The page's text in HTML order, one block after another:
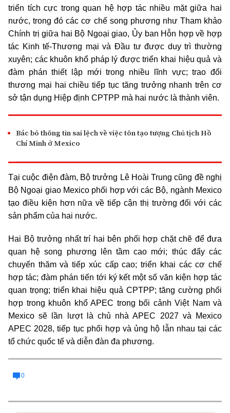
triển tích cực trong quan hệ hợp tác nhiều mặt giữa hai
nước, trong đó các cơ chế song phương như Tham khảo
Chính trị giữa hai Bộ Ngoại giao, Ủy ban Hỗn hợp về hợp
tác Kinh tế-Thương mại và Đầu tư được duy trì thường
xuyên; các khuôn khổ pháp lý được triển khai hiệu quả và
đàm phán thiết lập mới trong nhiều lĩnh vực; trao đổi
thương mại hai chiều tiếp tục tăng trưởng nhanh trên cơ
sở tận dụng Hiệp định CPTPP mà hai nước là thành viên.
Bác bỏ thông tin sai lệch về việc tôn tạo tượng Chủ tịch Hồ
Chí Minh ở Mexico
Tại cuộc điện đàm, Bộ trưởng Lê Hoài Trung cũng đề nghị
Bộ Ngoại giao Mexico phối hợp với các Bộ, ngành Mexico
tạo điều kiện hơn nữa về tiếp cận thị trường đối với các
sản phẩm của hai nước.
Hai Bộ trưởng nhất trí hai bên phối hợp chặt chẽ để đưa
quan hệ song phương lên tầm cao mới; thúc đẩy các
chuyến thăm và tiếp xúc cấp cao; triển khai các cơ chế
hợp tác; đàm phán tiến tới ký kết một số văn kiện hợp tác
quan trọng; triển khai hiệu quả CPTPP; tăng cường phối
hợp trong khuôn khổ APEC trong bối cảnh Việt Nam và
Mexico sẽ lần lượt là chủ nhà APEC 2027 và Mexico
APEC 2028, tiếp tục phối hợp và ủng hộ lẫn nhau tại các
tổ chức quốc tế và diễn đàn đa phương.
0